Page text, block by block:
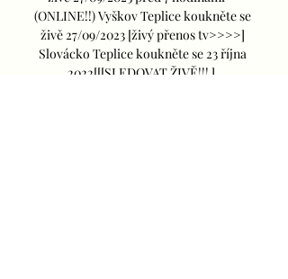
(ONLINE!!) Vyškov Teplice koukněte se
živě 27/09/2023 [živý přenos tv>>>>]
Slovácko Teplice koukněte se 23 října
2022[[[SLEDOVAT ŽIVĚ!!! ] .